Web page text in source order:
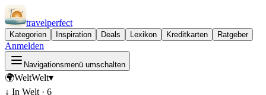
travelperfect
Kategorien Inspiration Deals Lexikon Kreditkarten Ratgeber
Anmelden
Navigationsmenü umschalten
🌍WeltWelt▾
↓ In Welt · 6